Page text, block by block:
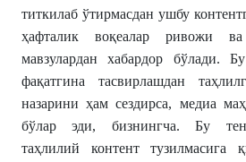
титкилаб ўтирмасдан ушбу
ҳафталик воқеалар ривожи ва
мавзулардан хабардор бўлади.
фақатгина тасвирлашдан
назарини ҳам сездирса, медиа
бўлар эди, бизнингча. Бу
таҳлилий контент тузилмасига